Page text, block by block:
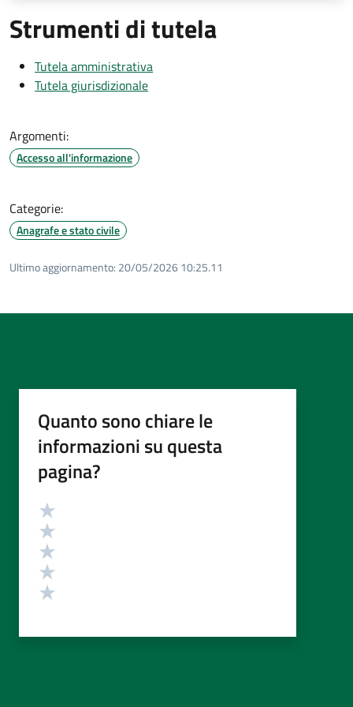
Strumenti di tutela
Tutela amministrativa
Tutela giurisdizionale
Argomenti:
Accesso all'informazione
Categorie:
Anagrafe e stato civile
Ultimo aggiornamento: 20/05/2026 10:25.11
Quanto sono chiare le
informazioni su questa
pagina?
Valutazione